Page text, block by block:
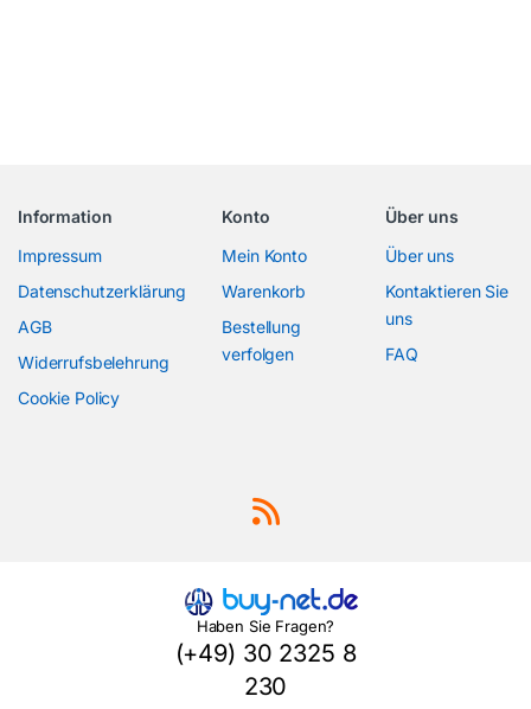
Information
Impressum
Datenschutzerklärung
AGB
Widerrufsbelehrung
Cookie Policy
Konto
Mein Konto
Warenkorb
Bestellung
verfolgen
Über uns
Über uns
Kontaktieren Sie
uns
FAQ
Haben Sie Fragen?
(+49) 30 2325 8
230